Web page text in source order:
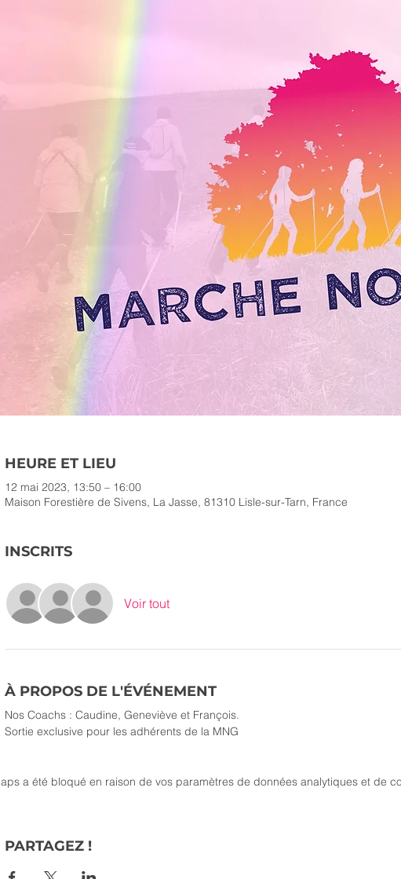
HEURE ET LIEU
12 mai 2023, 13:50 – 16:00
Maison Forestière de Sivens, La Jasse, 81310 Lisle-sur-Tarn, France
INSCRITS
Voir tout
À PROPOS DE L'ÉVÉNEMENT
Nos Coachs : Caudine, Geneviève et François.
Sortie exclusive pour les adhérents de la MNG
a été bloqué en raison de vos paramètres de données analytiques et de
PARTAGEZ !